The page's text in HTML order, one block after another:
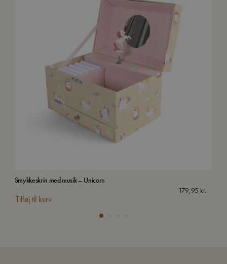
Smykkeskrin med musik – Unicorn
179,95 kr.
Tilføj til kurv